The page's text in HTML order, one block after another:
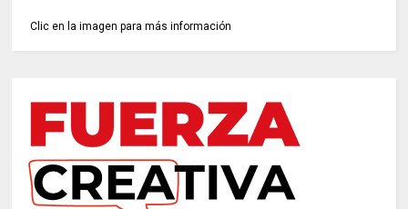
Clic en la imagen para más información